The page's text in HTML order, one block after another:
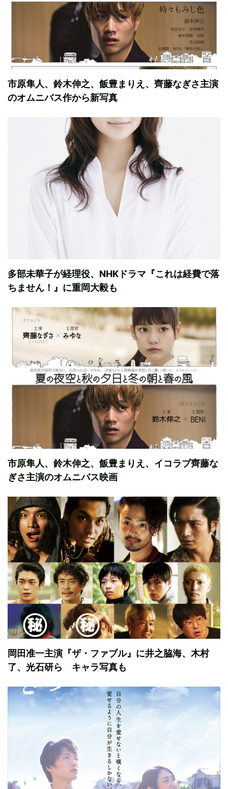
市原隼人、鈴木伸之、飯豊まりえ、齊藤なぎさ主演
のオムニバス作から新写真
多部未華子が経理役、NHKドラマ『これは経費で落
ちません！』に重岡大毅も
市原隼人、鈴木伸之、飯豊まりえ、イコラブ齊藤な
ぎさ主演のオムニバス映画
岡田准一主演『ザ・ファブル』に井之脇海、木村
了、光石研ら キャラ写真も